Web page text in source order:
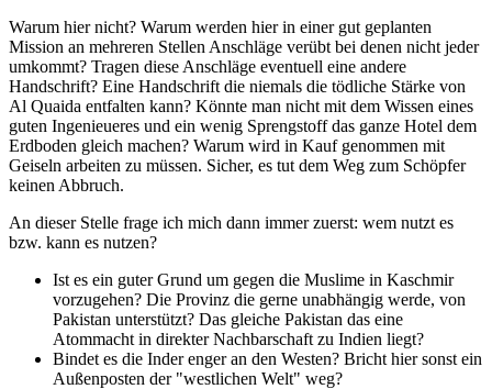
Warum hier nicht? Warum werden hier in einer gut geplanten
Mission an mehreren Stellen Anschläge verübt bei denen nicht jeder
umkommt? Tragen diese Anschläge eventuell eine andere
Handschrift? Eine Handschrift die niemals die tödliche Stärke von
Al Quaida entfalten kann? Könnte man nicht mit dem Wissen eines
guten Ingenieueres und ein wenig Sprengstoff das ganze Hotel dem
Erdboden gleich machen? Warum wird in Kauf genommen mit
Geiseln arbeiten zu müssen. Sicher, es tut dem Weg zum Schöpfer
keinen Abbruch.
An dieser Stelle frage ich mich dann immer zuerst: wem nutzt es
bzw. kann es nutzen?
Ist es ein guter Grund um gegen die Muslime in Kaschmir
vorzugehen? Die Provinz die gerne unabhängig werde, von
Pakistan unterstützt? Das gleiche Pakistan das eine
Atommacht in direkter Nachbarschaft zu Indien liegt?
Bindet es die Inder enger an den Westen? Bricht hier sonst ein
Außenposten der "westlichen Welt" weg?